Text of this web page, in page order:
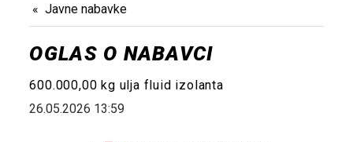
Javne nabavke
OGLAS O NABAVCI
600.000,00 kg ulja fluid izolanta
26.05.2026 13:59
PRODAJA
GALERIJA
KONTAKT